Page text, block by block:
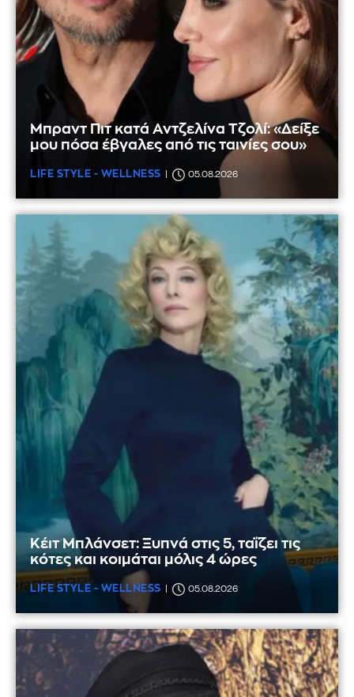
Μπραντ Πιτ κατά Αντζελίνα Τζολί: «Δείξε
μου πόσα έβγαλες από τις ταινίες σου»
LIFE STYLE - WELLNESS 05.08.2026
Κέιτ Μπλάνσετ: Ξυπνά στις 5, ταΐζει τις
κότες και κοιμάται μόλις 4 ώρες
LIFE STYLE - WELLNESS 05.08.2026